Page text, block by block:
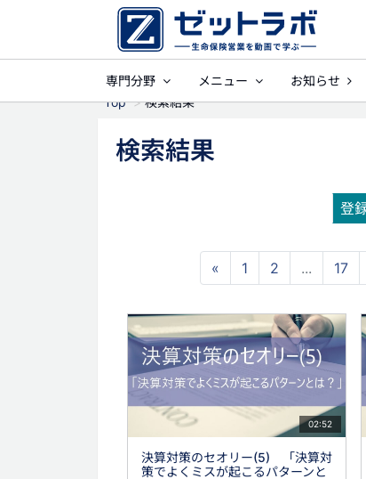
専門分野 メニュー お知らせ
事業保障
Top
検索結果
検索結果
登
« 1 2 ... 17
02:52
決算対策のセオリー(5) 「決算対
策でよくミスが起こるパターンと